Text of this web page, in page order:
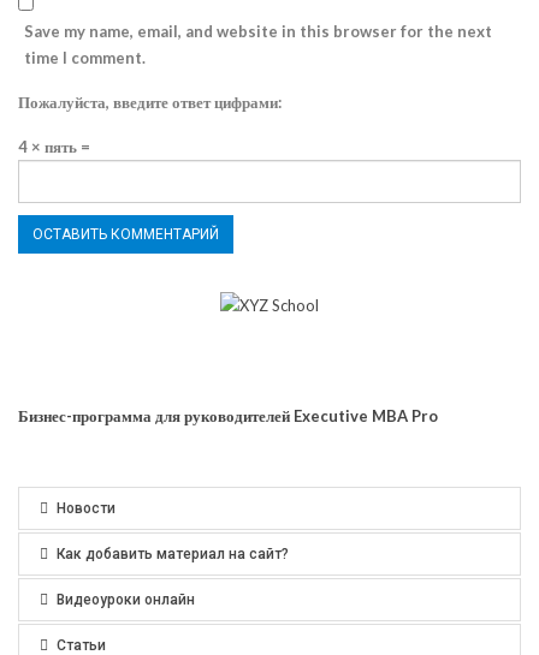
Save my name, email, and website in this browser for the next
time I comment.
Пожалуйста, введите ответ цифрами:
4 × пять =
Бизнес-программа для руководителей Executive MBA Pro
Новости
Как добавить материал на сайт?
Видеоуроки онлайн
Статьи